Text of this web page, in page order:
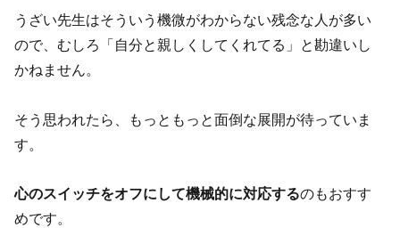
うざい先生はそういう機微がわからない残念な人が多い
ので、むしろ「自分と親しくしてくれてる」と勘違いし
かねません。
そう思われたら、もっともっと面倒な展開が待っていま
す。
心のスイッチをオフにして機械的に対応するのもおすす
めです。